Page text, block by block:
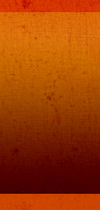
Skip
to
content